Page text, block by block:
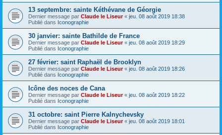
13 septembre: sainte Kéthévane de Géorgie
Dernier message par Claude le Liseur« jeu. 08 août 2019 18:38
Publié dans Iconographie
30 janvier: sainte Bathilde de France
Dernier message par Claude le Liseur« jeu. 08 août 2019 18:29
Publié dans Iconographie
27 février: saint Raphaël de Brooklyn
Dernier message par Claude le Liseur« jeu. 08 août 2019 18:26
Publié dans Iconographie
Icône des noces de Cana
Dernier message par Claude le Liseur« jeu. 08 août 2019 18:22
Publié dans Iconographie
31 octobre: saint Pierre Kalnychevsky
Dernier message par Claude le Liseur« jeu. 08 août 2019 18:01
Publié dans Iconographie